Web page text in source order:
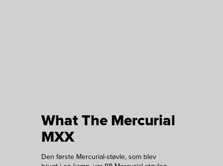
What The Mercurial
MXX
Den første Mercurial-støvle, som blev